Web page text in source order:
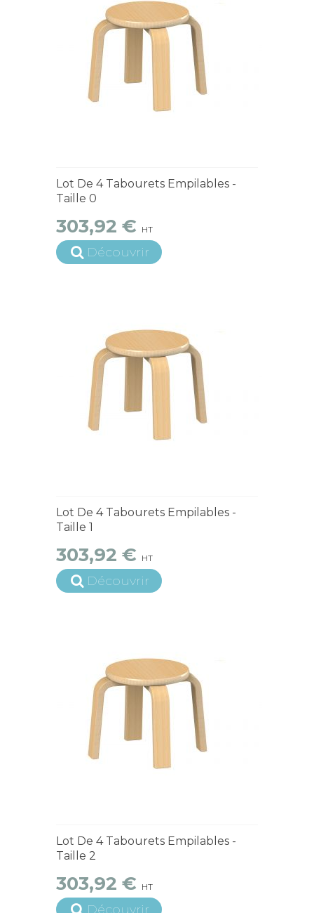
Lot De 4 Tabourets Empilables -
Taille 0
303,92 € HT
Découvrir
Lot De 4 Tabourets Empilables -
Taille 1
303,92 € HT
Découvrir
Lot De 4 Tabourets Empilables -
Taille 2
303,92 € HT
Découvrir